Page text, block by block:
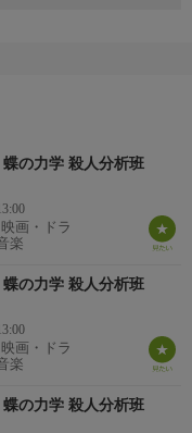
則、仲村トオル／菊地
月塔子が最も信頼する
日後に迫っていた。そ
件が発生。遺体の首は
から新聞社宛に、妻の
のメールを手掛かりに
の力学 殺人分析班
画・ドラ
楽
の力学 殺人分析班
画・ドラ
楽
の力学 殺人分析班